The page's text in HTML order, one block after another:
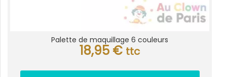
Palette de maquillage 6 couleurs
18,95 € ttc